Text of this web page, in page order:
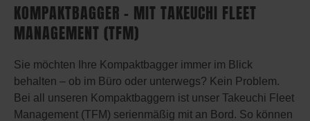
KOMPAKTBAGGER – MIT TAKEUCHI FLEET
MANAGEMENT (TFM)
Sie möchten Ihre Kompaktbagger immer im Blick
behalten – ob im Büro oder unterwegs? Kein Problem.
Bei all unseren Kompaktbaggern ist unser Takeuchi Fleet
Management (TFM) serienmäßig mit an Bord. So können